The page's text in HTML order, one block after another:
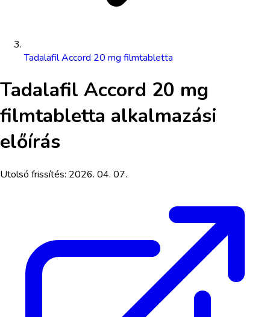
Tadalafil Accord 20 mg filmtabletta
Tadalafil Accord 20 mg
filmtabletta alkalmazási
előírás
Utolsó frissítés: 2026. 04. 07.